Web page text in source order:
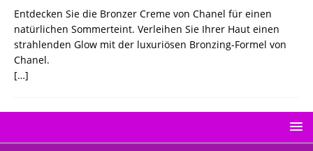
Entdecken Sie die Bronzer Creme von Chanel für einen
natürlichen Sommerteint. Verleihen Sie Ihrer Haut einen
strahlenden Glow mit der luxuriösen Bronzing-Formel von
Chanel.
[…]